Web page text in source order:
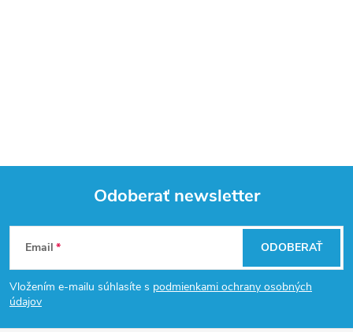
Z
á
p
Odoberať newsletter
Email
Vložením e-mailu súhlasíte s podmienkami ochrany osobných
údajov
ODOBERAŤ